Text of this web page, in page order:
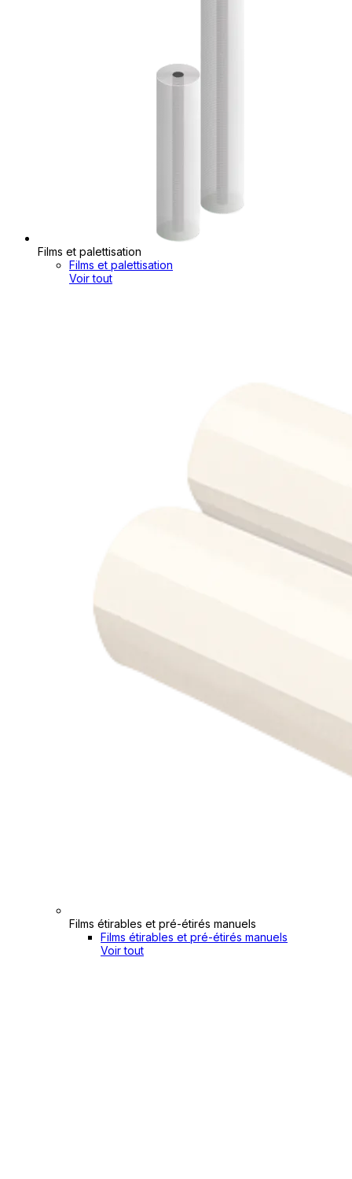
Films et palettisation
Films et palettisation
Voir tout
Films étirables et pré-étirés manuels
Films étirables et pré-étirés manuels
Voir tout